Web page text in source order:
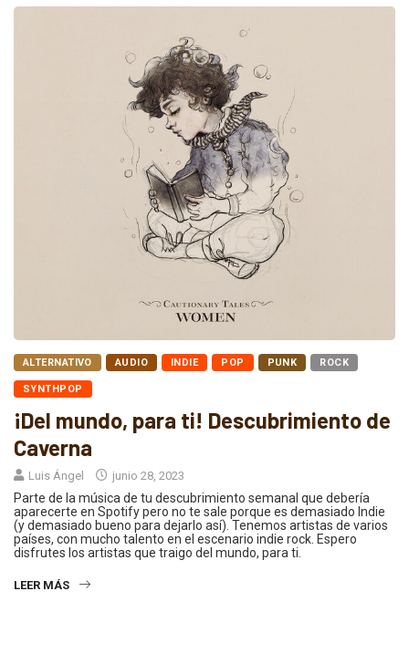
ALTERNATIVO AUDIO INDIE POP PUNK ROCK
SYNTHPOP
¡Del mundo, para ti! Descubrimiento de
Caverna
Luis Ángel junio 28, 2023
Parte de la música de tu descubrimiento semanal que debería
aparecerte en Spotify pero no te sale porque es demasiado Indie
(y demasiado bueno para dejarlo así). Tenemos artistas de varios
países, con mucho talento en el escenario indie rock. Espero
disfrutes los artistas que traigo del mundo, para ti.
LEER MÁS